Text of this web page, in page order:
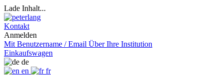
Lade Inhalt...
Kontakt
Anmelden
Mit Benutzername / Email Über Ihre Institution
Einkaufswagen
de
en
fr